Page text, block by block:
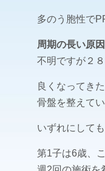
多のう胞性で
周期の長い原
不明ですが２
良くなってき
骨盤を整えて
いずれにして
第1子は6歳、